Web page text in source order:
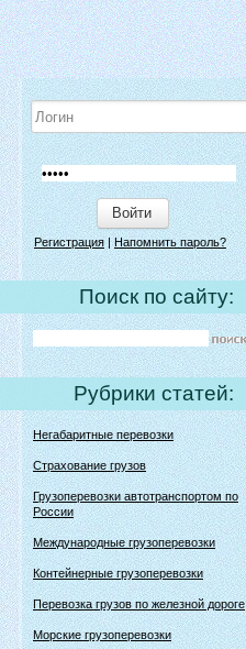
Войти
Регистрация|Напомнить пароль?
Поиск по сайту:
Рубрики статей:
Негабаритные перевозки
Страхование грузов
Грузоперевозки автотранспортом по
России
Международные грузоперевозки
Контейнерные грузоперевозки
Перевозка грузов по железной дороге
Морские грузоперевозки